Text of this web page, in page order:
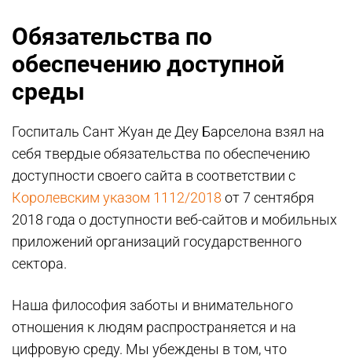
Обязательства по
обеспечению доступной
среды
Госпиталь Сант Жуан де Деу Барселона взял на
себя твердые обязательства по обеспечению
доступности своего сайта в соответствии с
Королевским указом 1112/2018 от 7 сентября
2018 года о доступности веб-сайтов и мобильных
приложений организаций государственного
сектора.
Наша философия заботы и внимательного
отношения к людям распространяется и на
цифровую среду. Мы убеждены в том, что